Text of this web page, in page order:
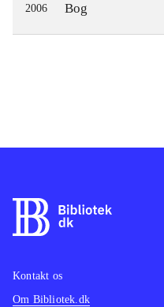
2006 Bog
Kontakt os
Om Bibliotek.dk